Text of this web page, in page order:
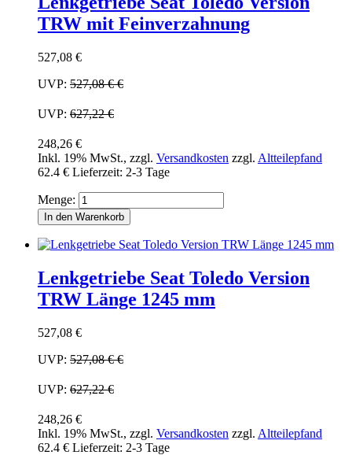
TRW mit Feinverzahnung
527,08 €
UVP: 527,08 €€
UVP: 627,22 €
248,26 €
Inkl. 19% MwSt., zzgl. Versandkosten zzgl. Altteilepfand
62.4 € Lieferzeit: 2-3 Tage
Menge:
In den Warenkorb
Lenkgetriebe Seat Toledo Version
TRW Länge 1245 mm
527,08 €
UVP: 527,08 €€
UVP: 627,22 €
248,26 €
Inkl. 19% MwSt., zzgl. Versandkosten zzgl. Altteilepfand
62.4 € Lieferzeit: 2-3 Tage